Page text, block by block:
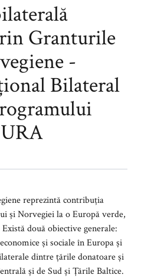
Granturile
-
Bilateral
reprezintă contribuția
și Norvegiei la o Europă verde,
două obiective generale:
și sociale în Europa și
dintre țările donatoare și
și de Sud și Țările Baltice.